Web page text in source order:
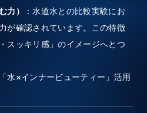
力）
：水道水との比較実験にお
が確認されています。この特徴
スッキリ感」のイメージへとつ
水×インナービューティー」活用